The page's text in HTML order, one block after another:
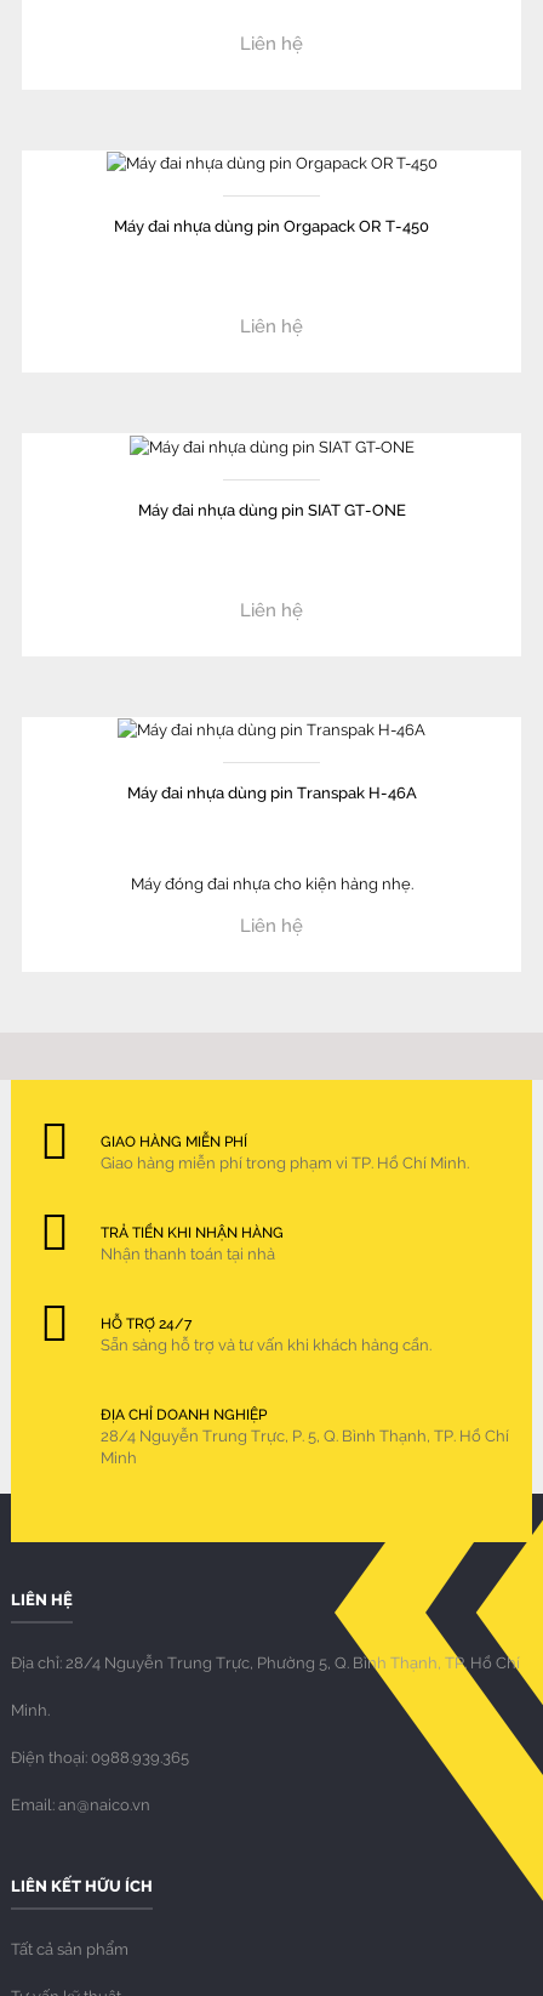
Liên hệ
Máy đai nhựa dùng pin Orgapack OR T-450
Liên hệ
Máy đai nhựa dùng pin SIAT GT-ONE
Liên hệ
Máy đai nhựa dùng pin Transpak H-46A
Máy đóng đai nhựa cho kiện hàng nhẹ.
Liên hệ
GIAO HÀNG MIỄN PHÍ
Giao hàng miễn phí trong phạm vi TP. Hồ Chí Minh.
TRẢ TIỀN KHI NHẬN HÀNG
Nhận thanh toán tại nhà
HỖ TRỢ 24/7
Sẵn sàng hỗ trợ và tư vấn khi khách hàng cần.
ĐỊA CHỈ DOANH NGHIỆP
28/4 Nguyễn Trung Trực, P. 5, Q. Bình Thạnh, TP. Hồ Chí
Minh
LIÊN HỆ
Địa chỉ: 28/4 Nguyễn Trung Trực, Phường 5, Q. Bình Thạnh, TP. Hồ Chí
Minh.
Điện thoại: 0988.939.365
Email: an@naico.vn
LIÊN KẾT HỮU ÍCH
Tất cả sản phẩm